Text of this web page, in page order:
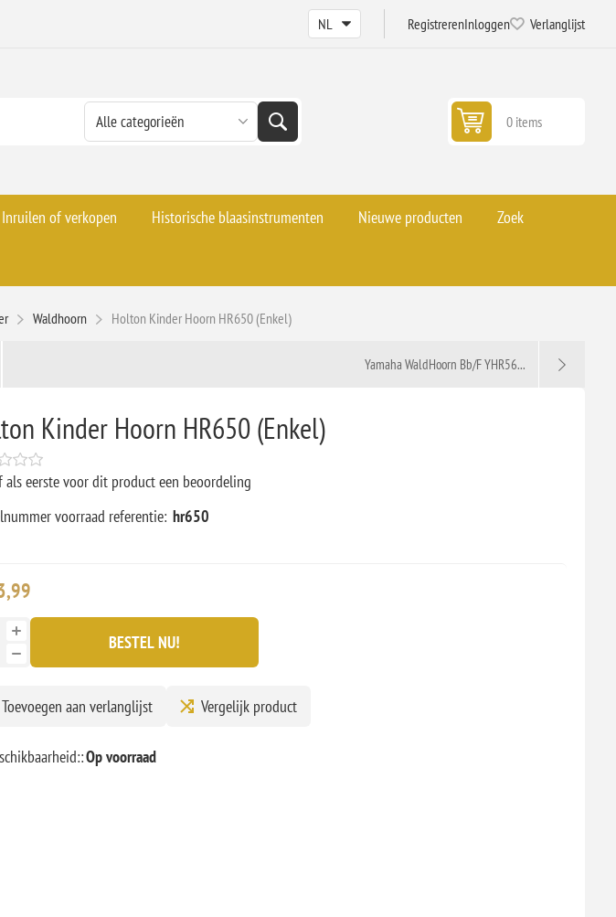
RegistrerenInloggen Verlanglijst
0 items
Inruilen of verkopen Historische blaasinstrumenten Nieuwe producten Zoek
Waldhoorn Holton Kinder Hoorn HR650 (Enkel)
Yamaha WaldHoorn Bb/F YHR56...
Kinder Hoorn HR650 (Enkel)
als eerste voor dit product een beoordeling
voorraad referentie: hr650
BESTEL NU!
Toevoegen aan verlanglijst Vergelijk product
Op voorraad